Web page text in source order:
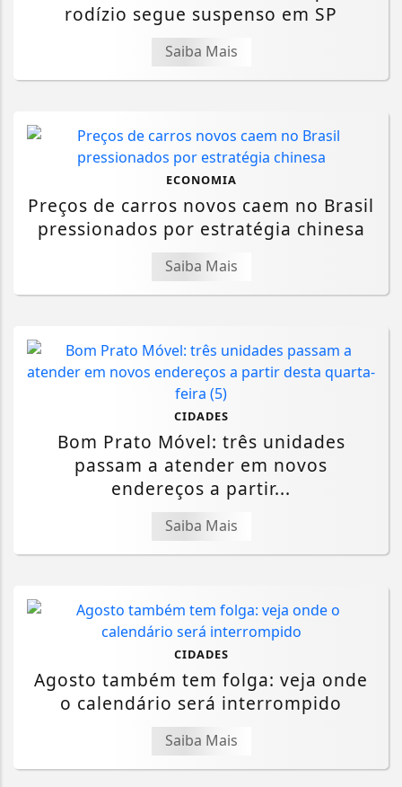
rodízio segue suspenso em SP
Saiba Mais
ECONOMIA
Preços de carros novos caem no Brasil
pressionados por estratégia chinesa
Saiba Mais
CIDADES
Bom Prato Móvel: três unidades
passam a atender em novos
endereços a partir...
Saiba Mais
CIDADES
Agosto também tem folga: veja onde
o calendário será interrompido
Saiba Mais